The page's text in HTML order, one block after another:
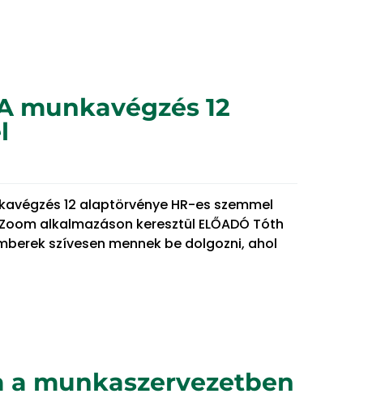
munkavégzés 12
12 alaptörvénye HR-es szemmel
alkalmazáson keresztül ELŐADÓ Tóth
szívesen mennek be dolgozni, ahol
a munkaszervezetben